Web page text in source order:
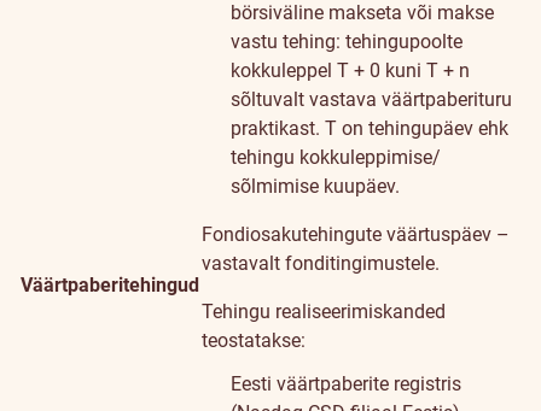
Väärtpaberitehingud
börsiväline makseta või makse
vastu tehing: tehingupoolte
kokkuleppel T + 0 kuni T + n
sõltuvalt vastava väärtpaberituru
praktikast. T on tehingupäev ehk
tehingu kokkuleppimise/
sõlmimise kuupäev.
Fondiosakutehingute väärtuspäev –
vastavalt fonditingimustele.
Tehingu realiseerimiskanded
teostatakse:
Eesti väärtpaberite registris